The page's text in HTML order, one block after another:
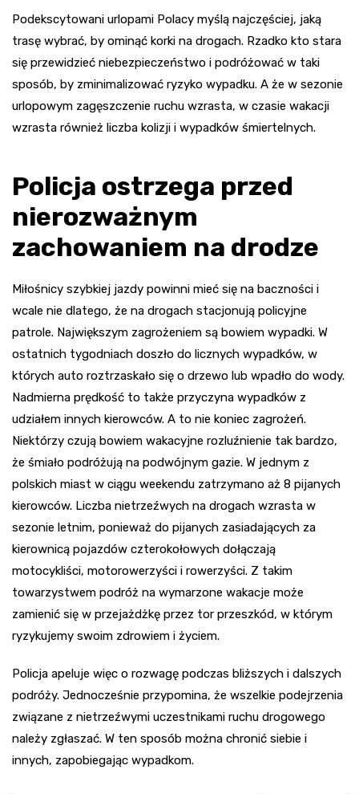
Podekscytowani urlopami Polacy myślą najczęściej, jaką
trasę wybrać, by ominąć korki na drogach. Rzadko kto stara
się przewidzieć niebezpieczeństwo i podróżować w taki
sposób, by zminimalizować ryzyko wypadku. A że w sezonie
urlopowym zagęszczenie ruchu wzrasta, w czasie wakacji
wzrasta również liczba kolizji i wypadków śmiertelnych.
Policja ostrzega przed
nierozważnym
zachowaniem na drodze
Miłośnicy szybkiej jazdy powinni mieć się na baczności i
wcale nie dlatego, że na drogach stacjonują policyjne
patrole. Największym zagrożeniem są bowiem wypadki. W
ostatnich tygodniach doszło do licznych wypadków, w
których auto roztrzaskało się o drzewo lub wpadło do wody.
Nadmierna prędkość to także przyczyna wypadków z
udziałem innych kierowców. A to nie koniec zagrożeń.
Niektórzy czują bowiem wakacyjne rozluźnienie tak bardzo,
że śmiało podróżują na podwójnym gazie. W jednym z
polskich miast w ciągu weekendu zatrzymano aż 8 pijanych
kierowców. Liczba nietrzeźwych na drogach wzrasta w
sezonie letnim, ponieważ do pijanych zasiadających za
kierownicą pojazdów czterokołowych dołączają
motocykliści, motorowerzyści i rowerzyści. Z takim
towarzystwem podróż na wymarzone wakacje może
zamienić się w przejażdżkę przez tor przeszkód, w którym
ryzykujemy swoim zdrowiem i życiem.
Policja apeluje więc o rozwagę podczas bliższych i dalszych
podróży. Jednocześnie przypomina, że wszelkie podejrzenia
związane z nietrzeźwymi uczestnikami ruchu drogowego
należy zgłaszać. W ten sposób można chronić siebie i
innych, zapobiegając wypadkom.